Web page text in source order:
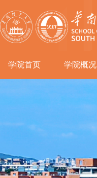
学院首页 学院概况